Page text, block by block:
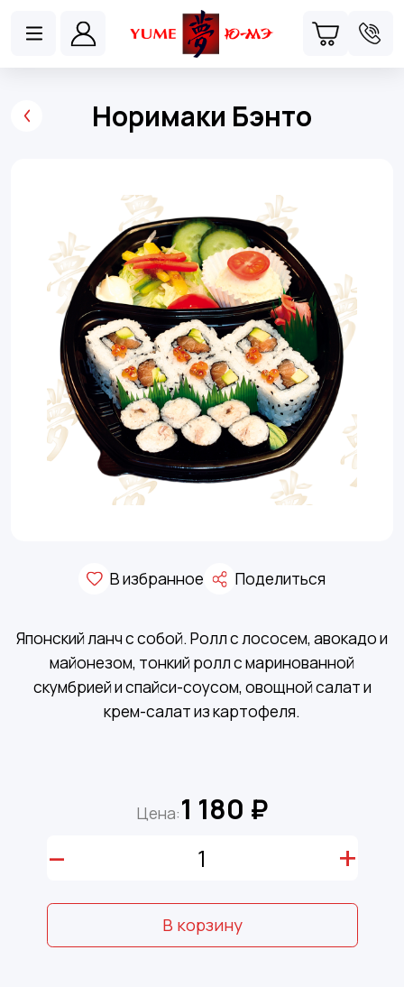
Норимаки Бэнто
В избранное Поделиться
Японский ланч с собой. Ролл с лососем, авокадо и
майонезом, тонкий ролл с маринованной
скумбрией и спайси-соусом, овощной салат и
крем-салат из картофеля.
Цена:1 180 ₽
– +
В корзину